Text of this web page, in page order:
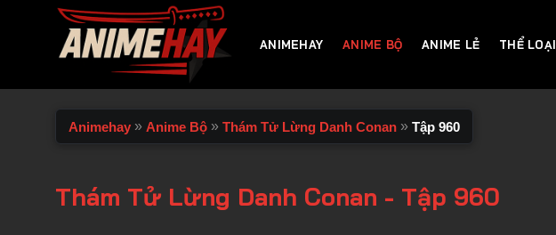
ANIMEHAY ANIME BỘ ANIME LẺ THỂ LOẠI
Animehay » Anime Bộ » Thám Tử Lừng Danh Conan » Tập 960
Thám Tử Lừng Danh Conan - Tập 960